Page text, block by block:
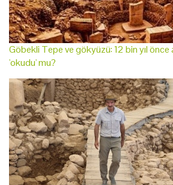
Göbekli Tepe ve gökyüzü: 12 bin yıl önce
'okudu' mu?